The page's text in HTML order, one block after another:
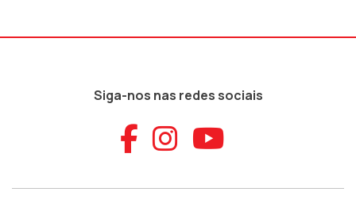
Siga-nos nas redes sociais
Aceder ao
Aceder ao
Aceder